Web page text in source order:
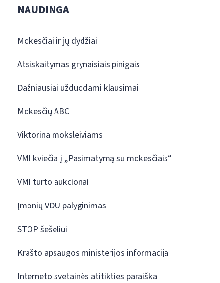
NAUDINGA
Mokesčiai ir jų dydžiai
Atsiskaitymas grynaisiais pinigais
Dažniausiai užduodami klausimai
Mokesčių ABC
Viktorina moksleiviams
VMI kviečia į „Pasimatymą su mokesčiais“
VMI turto aukcionai
Įmonių VDU palyginimas
STOP šešėliui
Krašto apsaugos ministerijos informacija
Interneto svetainės atitikties paraiška